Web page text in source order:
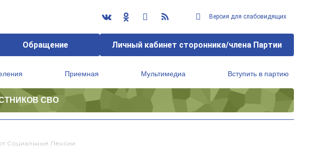
Версия для слабовидящих
Обращение Личный кабинет сторонника/члена Партии
Приемная Мультимедиа Вступить в партию
СВО
Социальные Пенсии